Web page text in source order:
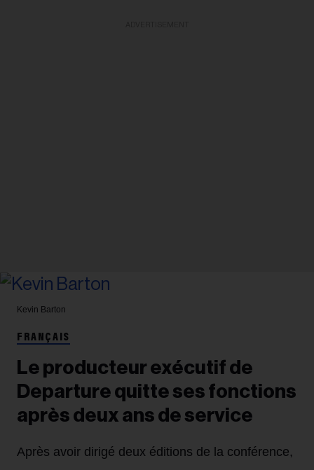
Kevin Barton
FRANÇAIS
Le producteur exécutif de
Departure quitte ses fonctions
après deux ans de service
Après avoir dirigé deux éditions de la conférence,